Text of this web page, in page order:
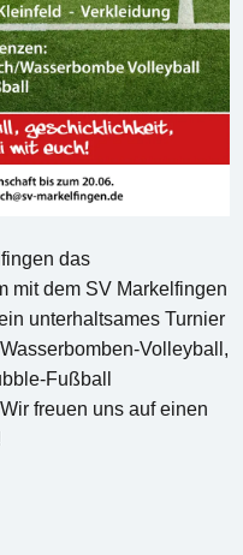
das
mit dem SV Markelfingen
unterhaltsames Turnier
Volleyball,
Fußball
freuen uns auf einen